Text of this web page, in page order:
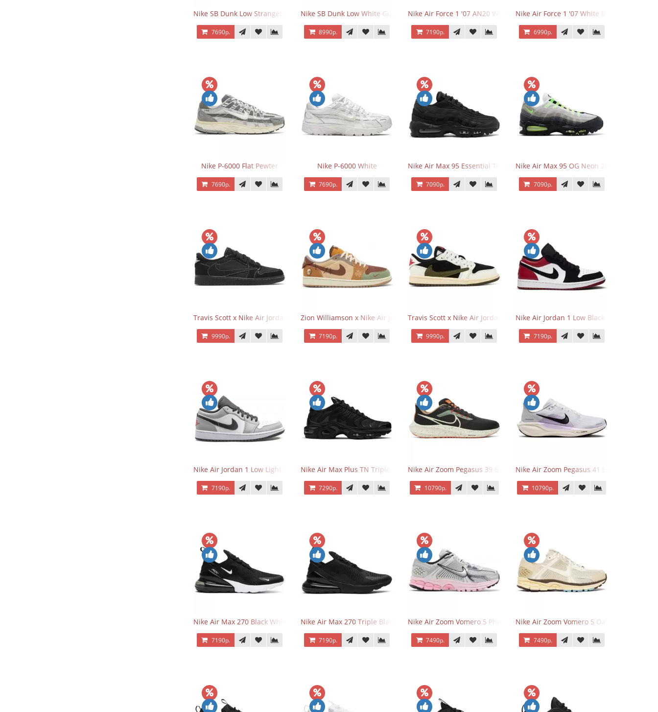
Nike SB Dunk Low StrangeLove Valentine's Day
7690р.
Nike SB Dunk Low White Gum
8990р.
Nike Air Force 1 '07 AN20 White Black
7190р.
Nike Air Force 1 '07 White Black
6990р.
Nike P-6000 Flat Pewter
7690р.
Nike P-6000 White
7690р.
Nike Air Max 95 Essential Triple Black
7090р.
Nike Air Max 95 OG Neon 2025
7090р.
Travis Scott x Nike Air Jordan 1 Retro Low OG SP Black Phantom
9990р.
Zion Williamson x Nike Air Jordan 1 Retro Low OG Voodoo
7190р.
Travis Scott x Nike Air Jordan 1 Retro Low OG SP Olive
9990р.
Nike Air Jordan 1 Low Black Toe
7190р.
Nike Air Jordan 1 Low Light Smoke Grey
7190р.
Nike Air Max Plus TN Triple Black
7290р.
Nike Air Zoom Pegasus 39 Black White Orange
10790р.
Nike Air Zoom Pegasus 41 Lilac Bloom
10790р.
Nike Air Max 270 Black White
7190р.
Nike Air Max 270 Triple Black
7190р.
Nike Air Zoom Vomero 5 Photon Dust Pink Foam
7490р.
Nike Air Zoom Vomero 5 Oatmeal
7490р.